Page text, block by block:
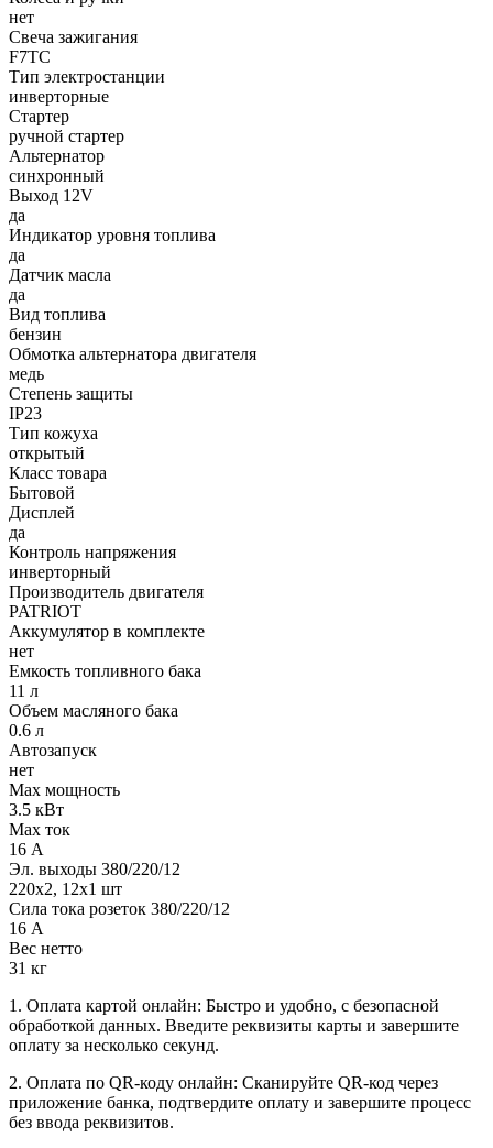
нет
Свеча зажигания
F7TC
Тип электростанции
инверторные
Стартер
ручной стартер
Альтернатор
синхронный
Выход 12V
да
Индикатор уровня топлива
да
Датчик масла
да
Вид топлива
бензин
Обмотка альтернатора двигателя
медь
Степень защиты
IP23
Тип кожуха
открытый
Класс товара
Бытовой
Дисплей
да
Контроль напряжения
инверторный
Производитель двигателя
PATRIOT
Аккумулятор в комплекте
нет
Емкость топливного бака
11 л
Объем масляного бака
0.6 л
Автозапуск
нет
Max мощность
3.5 кВт
Max ток
16 А
Эл. выходы 380/220/12
220х2, 12х1 шт
Сила тока розеток 380/220/12
16 А
Вес нетто
31 кг
1. Оплата картой онлайн: Быстро и удобно, с безопасной
обработкой данных. Введите реквизиты карты и завершите
оплату за несколько секунд.
2. Оплата по QR-коду онлайн: Сканируйте QR-код через
приложение банка, подтвердите оплату и завершите процесс
без ввода реквизитов.